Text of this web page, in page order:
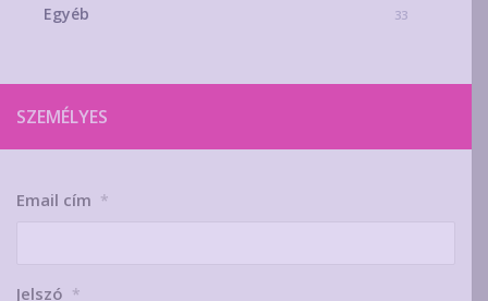
Egyéb 33
SZEMÉLYES
Email cím *
Jelszó *